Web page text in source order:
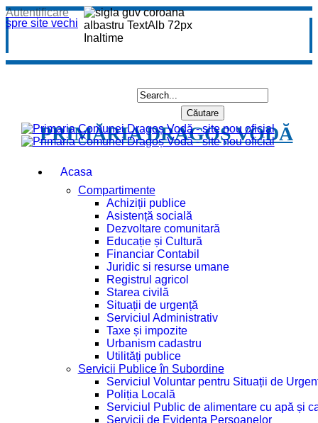
spre site vechi
Autentificare
PRIMĂRIA DRAGOȘ VODĂ
Acasa
Compartimente
Achiziții publice
Asistență socială
Dezvoltare comunitară
Educație și Cultură
Financiar Contabil
Juridic si resurse umane
Registrul agricol
Starea civilă
Situații de urgență
Serviciul Administrativ
Taxe și impozite
Urbanism cadastru
Utilități publice
Servicii Publice în Subordine
Serviciul Voluntar pentru Situații de
Poliția Locală
Serviciul Public de alimentare cu apă și
Servicii de Evidența Persoanelor